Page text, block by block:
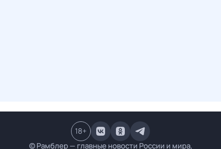
© Рамблер — главные новости России и мира,
18+